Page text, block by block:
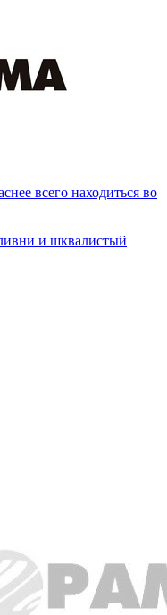
всего находиться во
и шквалистый